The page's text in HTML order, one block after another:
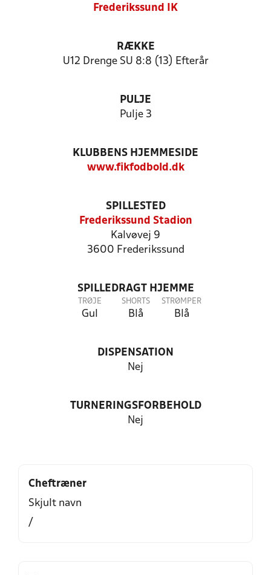
Frederikssund IK
RÆKKE
U12 Drenge SU 8:8 (13) Efterår
PULJE
Pulje 3
KLUBBENS HJEMMESIDE
www.fikfodbold.dk
SPILLESTED
Frederikssund Stadion
Kalvøvej 9
3600 Frederikssund
SPILLEDRAGT HJEMME
TRØJE
Gul
SHORTS
Blå
STRØMPER
Blå
DISPENSATION
Nej
TURNERINGSFORBEHOLD
Nej
Cheftræner
Skjult navn
/